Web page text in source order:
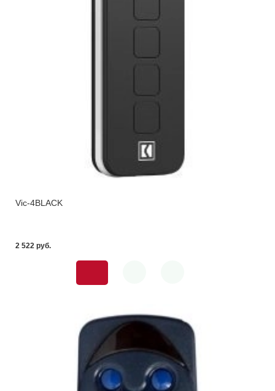
Vic-4BLACK
2 522 pуб.